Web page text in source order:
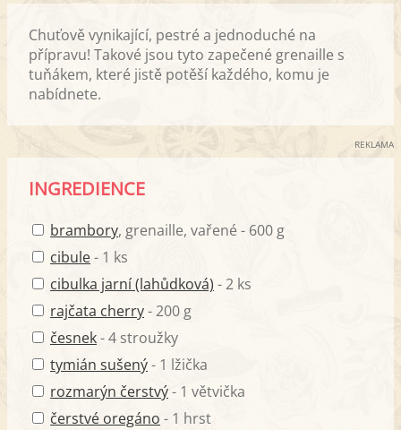
Chuťově vynikající, pestré a jednoduché na
přípravu! Takové jsou tyto zapečené grenaille s
tuňákem, které jistě potěší každého, komu je
nabídnete.
REKLAMA
INGREDIENCE
brambory, grenaille, vařené - 600 g
cibule- 1 ks
cibulka jarní (lahůdková) - 2 ks
rajčata cherry- 200 g
česnek- 4 stroužky
tymián sušený- 1 lžička
rozmarýn čerstvý- 1 větvička
čerstvé oregáno - 1 hrst